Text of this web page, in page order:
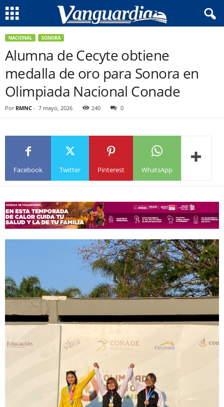
NACIONAL SONORA
Alumna de Cecyte obtiene
medalla de oro para Sonora en
Olimpiada Nacional Conade
Por RMNC - 7 mayo, 2026 240 0
Facebook Twitter Pinterest WhatsApp